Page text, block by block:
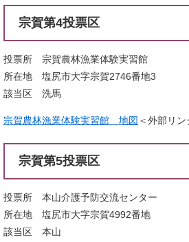
宗賀第4投票区
投票所 宗賀農林漁業体験実習館
所在地 塩尻市大字宗賀2746番地3
該当区 洗馬
宗賀農林漁業体験実習館 地図 ＜外部リン
宗賀第5投票区
投票所 本山介護予防交流センター
所在地 塩尻市大字宗賀4992番地
該当区 本山